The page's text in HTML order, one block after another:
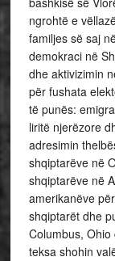
ngrohtë e
familjes së saj
demokraci në
dhe aktivizimin
për fushata
të punës:
liritë njerëzore
adresimin
shqiptarëve në
shqiptarëve në
amerikanëve
shqiptarët dhe
Columbus,
teksa shohin